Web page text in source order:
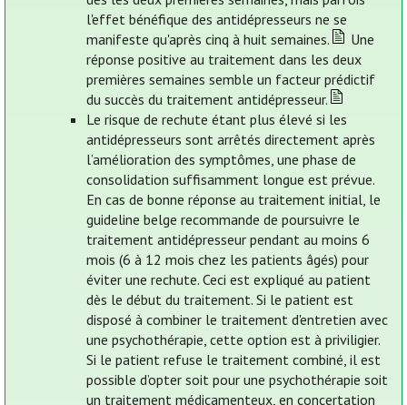
l'effet bénéfique des antidépresseurs ne se
manifeste qu'après cinq à huit semaines.
Une
réponse positive au traitement dans les deux
premières semaines semble un facteur prédictif
du succès du traitement antidépresseur.
Le risque de rechute étant plus élevé si les
antidépresseurs sont arrêtés directement après
l’amélioration des symptômes, une phase de
consolidation suffisamment longue est prévue.
En cas de bonne réponse au traitement initial, le
guideline belge recommande de poursuivre le
traitement antidépresseur pendant au moins 6
mois (6 à 12 mois chez les patients âgés) pour
éviter une rechute. Ceci est expliqué au patient
dès le début du traitement. Si le patient est
disposé à combiner le traitement d'entretien avec
une psychothérapie, cette option est à priviligier.
Si le patient refuse le traitement combiné, il est
possible d’opter soit pour une psychothérapie soit
un traitement médicamenteux, en concertation